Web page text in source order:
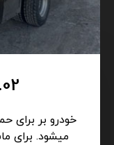
02. خودروبر تهران
خودرو بر برای
میشود. برای